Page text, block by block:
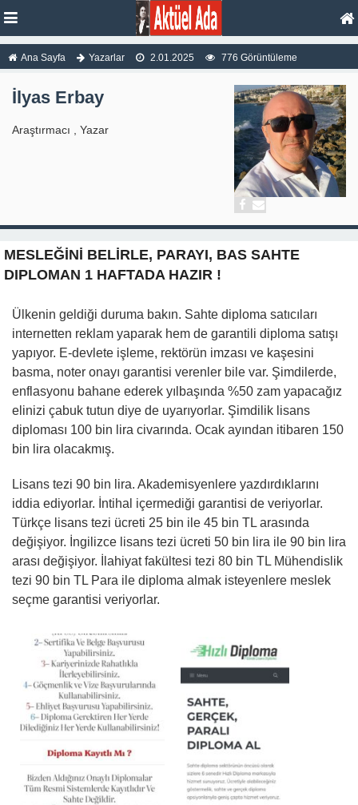
Ana Sayfa Yazarlar 2.01.2025 776 Görüntüleme
İlyas Erbay
Araştırmacı , Yazar
MESLEĞİNİ BELİRLE, PARAYI, BAS SAHTE
DIPLOMAN 1 HAFTADA HAZIR !
Ülkenin geldiği duruma bakın. Sahte diploma satıcıları
internetten reklam yaparak hem de garantili diploma satışı
yapıyor. E-devlete işleme, rektörün imzası ve kaşesini
basma, noter onayı garantisi verenler bile var. Şimdilerde,
enflasyonu bahane ederek yılbaşında %50 zam yapacağız
elinizi çabuk tutun diye de uyarıyorlar. Şimdilik lisans
diploması 100 bin lira civarında. Ocak ayından itibaren 150
bin lira olacakmış.
Lisans tezi 90 bin lira. Akademisyenlere yazdırdıklarını
iddia ediyorlar. İntihal içermediği garantisi de veriyorlar.
Türkçe lisans tezi ücreti 25 bin ile 45 bin TL arasında
değişiyor. İngilizce lisans tezi ücreti 50 bin lira ile 90 bin lira
arası değişiyor. İlahiyat fakültesi tezi 80 bin TL Mühendislik
tezi 90 bin TL Para ile diploma almak isteyenlere meslek
seçme garantisi veriyorlar.